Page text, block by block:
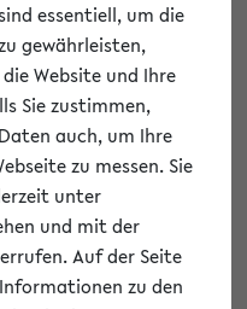
Verlauf Ihrer eKVV
essentiell, um die
gewährleisten,
Website und Ihre
Sie zustimmen,
auch, um Ihre
zu messen. Sie
unter
und mit der
Auf der Seite
zu den